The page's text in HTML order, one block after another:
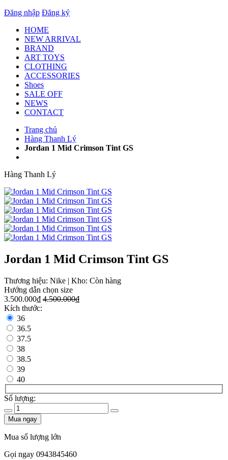
Đăng nhập Đăng ký
HOME
NEW ARRIVAL
BRAND
ART TOYS
CLOTHING
ACCESSORIES
Shoes
SALE OFF
NEWS
CONTACT
Trang chủ
Hàng Thanh Lý
Jordan 1 Mid Crimson Tint GS
Hàng Thanh Lý
Jordan 1 Mid Crimson Tint GS
Thương hiệu: Nike | Kho: Còn hàng
Hướng dẫn chọn size
3.500.000₫ 4.500.000₫
Kích thước:
36
36.5
37.5
38
38.5
39
40
Số lượng:
Mua ngay
Mua số lượng lớn
Gọi ngay 0943845460